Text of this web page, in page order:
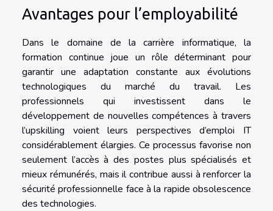
Avantages pour l’employabilité
Dans le domaine de la carrière informatique, la
formation continue joue un rôle déterminant pour
garantir une adaptation constante aux évolutions
technologiques du marché du travail. Les
professionnels qui investissent dans le
développement de nouvelles compétences à travers
l’upskilling voient leurs perspectives d’emploi IT
considérablement élargies. Ce processus favorise non
seulement l’accès à des postes plus spécialisés et
mieux rémunérés, mais il contribue aussi à renforcer la
sécurité professionnelle face à la rapide obsolescence
des technologies.